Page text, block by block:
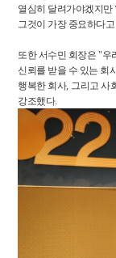
열심히 달려가야겠지만
그것이 가장 중요하다
또한 서수민 회장은 "우
신뢰를 받을 수 있는 회
행복한 회사, 그리고 사
강조했다.